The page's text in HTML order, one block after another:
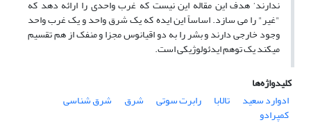
ندارند‘ هدف این مقاله این نیست که غرب واحدی را ارائه دهد که
"غیر" را می سازد. اساساً این ایده که یک شرق واحد و یک غرب واحد
وجود خارجی دارند و بشر را به دو اقیانوس مجزا و منفک از هم تقسیم
میکند یک توهم ایدئولوژیکی است.
کلیدواژه‌ها
ادوارد سعید
تالابا رابرت سوتی شرق شرق شناسی
کمپرادو